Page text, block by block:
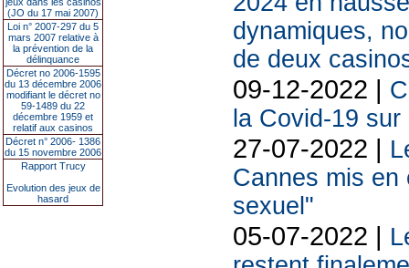
(JO du 17 mai 2007)
Loi n° 2007-297 du 5
mars 2007 relative à
la prévention de la
délinquance
Décret no 2006-1595
du 13 décembre 2006
modifiant le décret no
59-1489 du 22
décembre 1959 et
relatif aux casinos
Décret n° 2006- 1386
du 15 novembre 2006
Rapport Trucy
Evolution des jeux de
hasard
dynamiques,
de deux
09-12-2022 |
la Covid-19
27-07-2022 |
Cannes mis en
sexuel"
05-07-2022 |